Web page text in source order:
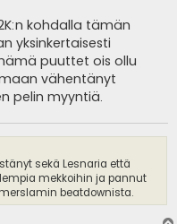
kohdalla tämän
yksinkertaisesti
puuttet ois ollu
vähentänyt
pelin myyntiä.
sekä Lesnaria että
mekkoihin ja pannut
beatdownista.